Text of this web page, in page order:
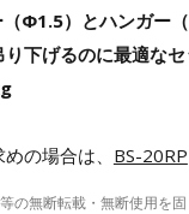
Φ1.5）とハンガー
下げるのに最適なセ
の場合は、 BS-20RP
の無断転載・無断使用を